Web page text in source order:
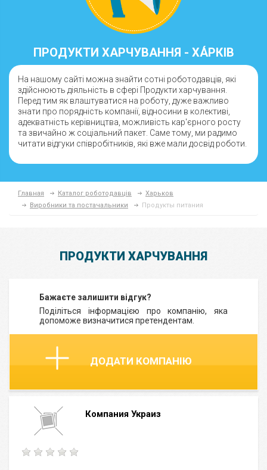
ПРОДУКТИ ХАРЧУВАННЯ - ХА́РКІВ
На нашому сайті можна знайти сотні роботодавців, які
здійснюють діяльність в сфері Продукти харчування.
Перед тим як влаштуватися на роботу, дуже важливо
знати про порядність компанії, відносини в колективі,
адекватність керівництва, можливість кар'єрного росту
та звичайно ж соціальний пакет. Саме тому, ми радимо
читати відгуки співробітників, які вже мали досвід роботи.
Главная Каталог роботодавців
Харьков
Виробники та постачальники
Продукты питания
ПРОДУКТИ ХАРЧУВАННЯ
Бажаєте залишити відгук?
Поділіться інформацією про компанію, яка
допоможе визначитися претендентам.
ДОДАТИ КОМПАНІЮ
Компания Украиз